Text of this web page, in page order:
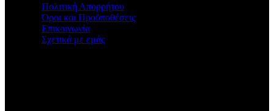
Πολιτική Απορρήτου
Όροι και Προϋποθέσεις
Επικοινωνία
Σχετικά με εμάς